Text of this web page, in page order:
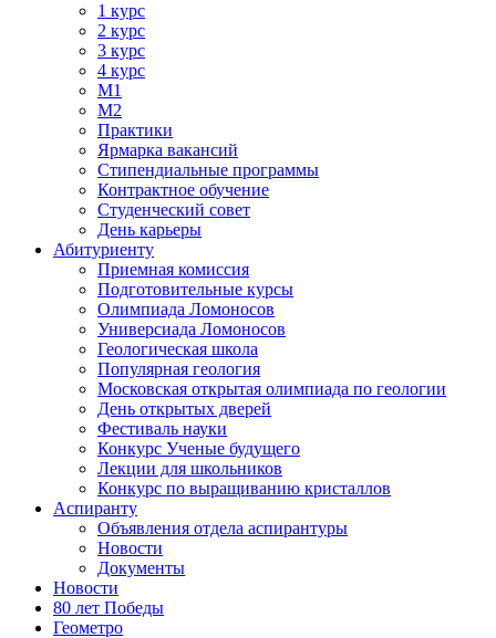
1 курс
2 курс
3 курс
4 курс
М1
М2
Практики
Ярмарка вакансий
Стипендиальные программы
Контрактное обучение
Студенческий совет
День карьеры
Абитуриенту
Приемная комиссия
Подготовительные курсы
Олимпиада Ломоносов
Универсиада Ломоносов
Геологическая школа
Популярная геология
Московская открытая олимпиада по геологии
День открытых дверей
Фестиваль науки
Конкурс Ученые будущего
Лекции для школьников
Конкурс по выращиванию кристаллов
Аспиранту
Объявления отдела аспирантуры
Новости
Документы
Новости
80 лет Победы
Геометро